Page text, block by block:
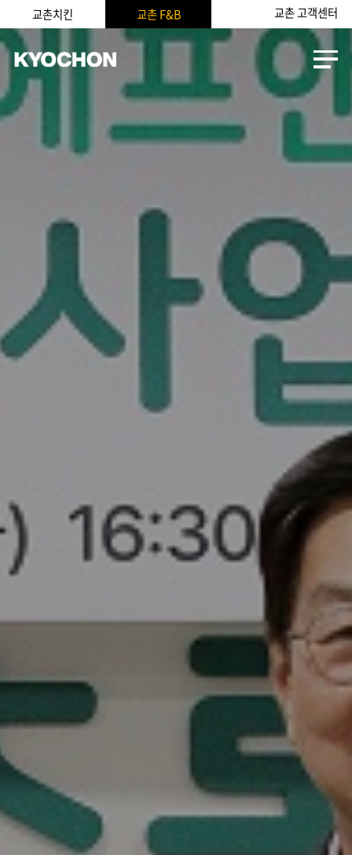
교촌치킨 교촌 F&B 교촌 고객센터